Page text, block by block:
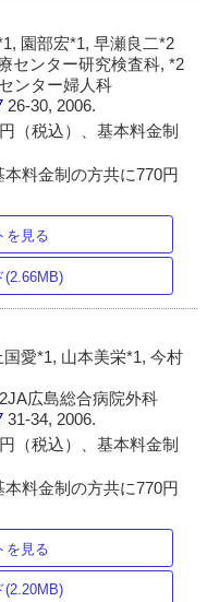
園部宏*1, 早瀬良二*2
センター研究検査科, *2
ンター婦人科
26-30, 2006.
（税込）、基本料金制
料金制の方共に770円
を見る
(2.66MB)
愛*1, 山本美栄*1, 今村
広島総合病院外科
31-34, 2006.
（税込）、基本料金制
料金制の方共に770円
を見る
(2.20MB)